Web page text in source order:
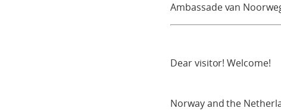
Ambassade van
Dear visitor! Welcome!
Norway and the